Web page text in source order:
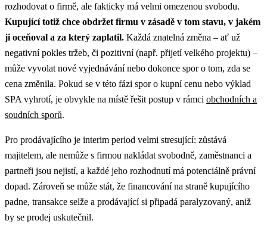
rozhodovat o firmě, ale fakticky má velmi omezenou svobodu.
Kupující totiž chce obdržet firmu v zásadě v tom stavu, v jakém
ji oceňoval a za který zaplatil. Každá znatelná změna – ať už
negativní pokles tržeb, či pozitivní (např. přijetí velkého projektu) –
může vyvolat nové vyjednávání nebo dokonce spor o tom, zda se
cena změnila. Pokud se v této fázi spor o kupní cenu nebo výklad
SPA vyhrotí, je obvykle na místě řešit postup v rámci obchodních a
soudních sporů.
Pro prodávajícího je interim period velmi stresující: zůstává
majitelem, ale nemůže s firmou nakládat svobodně, zaměstnanci a
partneři jsou nejistí, a každé jeho rozhodnutí má potenciálně právní
dopad. Zároveň se může stát, že financování na straně kupujícího
padne, transakce selže a prodávající si připadá paralyzovaný, aniž
by se prodej uskutečnil.